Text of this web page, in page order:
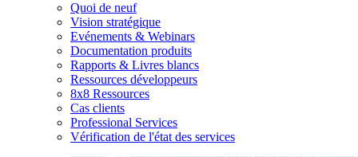
Quoi de neuf
Vision stratégique
Evénements & Webinars
Documentation produits
Rapports & Livres blancs
Ressources développeurs
8x8 Ressources
Cas clients
Professional Services
Vérification de l'état des services